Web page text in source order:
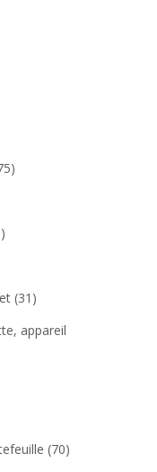
(31)
appareil
(70)